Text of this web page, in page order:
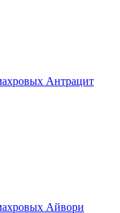
Антрацит
Айвори